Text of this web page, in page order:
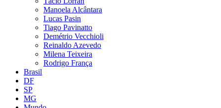
Manoela Alcântara
Lucas Pasin
Tiago Pavinatto
Demétrio Vecchioli
Reinaldo Azevedo
Milena Teixeira
Rodrigo França
Brasil
DF
SP
MG